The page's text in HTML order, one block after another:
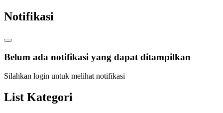
Notifikasi
Belum ada notifikasi yang dapat ditampilkan
Silahkan login untuk melihat notifikasi
List Kategori